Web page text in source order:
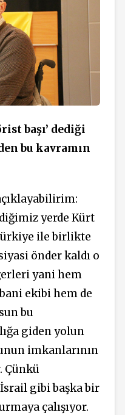
başı’ dediği
bu kavramın
yerde Kürt
ile birlikte
önder kaldı o
yani hem
ekibi hem de
bu
giden yolun
imkanlarının
Çünkü
gibi başka bir
çalışıyor.